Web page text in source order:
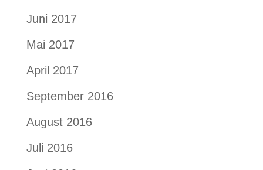
Juni 2017
Mai 2017
April 2017
September 2016
August 2016
Juli 2016